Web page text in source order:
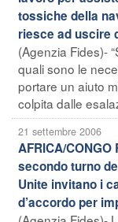
tossiche della
riesce ad uscire
(Agenzia Fides)-
quali sono le
portare un aiuto
colpita dalle
21 settembre 2006
AFRICA/
secondo turno
Unite invitano i
d’accordo per